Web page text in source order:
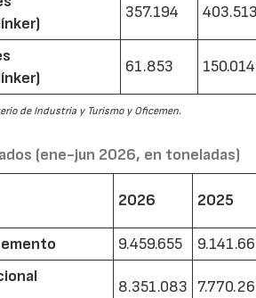
357.194
61.853 150.014
de Industria y Turismo y Oficemen.
(ene-jun 2026, en toneladas)
2026 2025
9.459.655
8.351.083